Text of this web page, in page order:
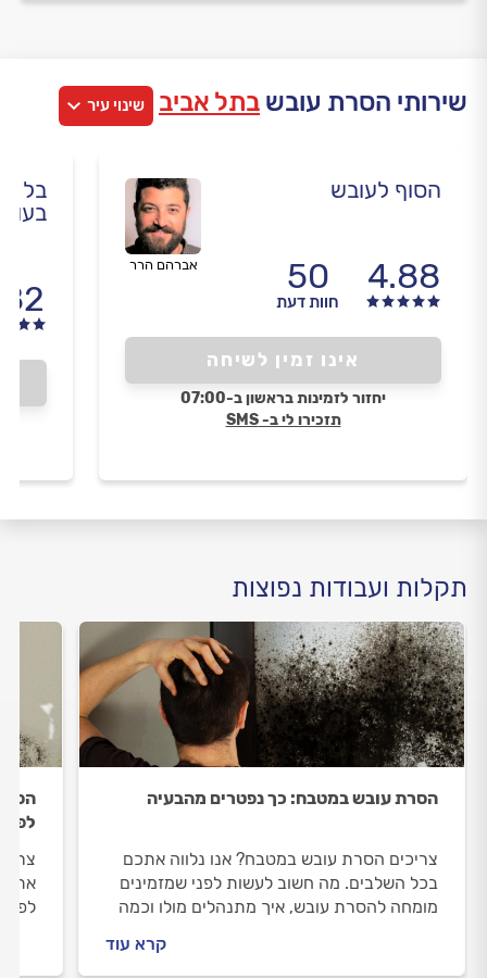
שירותי הסרת עובש בתל אביב שינוי עיר
הסוף לעובש
4.88
50
חוות דעת
אברהם הרר
אינו זמין לשיחה
יחזור לזמינות בראשון ב-07:00
תזכירו לי ב- SMS
בל
תקלות ועבודות נפוצות
הסרת עובש במטבח: כך נפטרים מהבעיה
צריכים הסרת עובש במטבח? אנו נלווה אתכם
בכל השלבים. מה חשוב לעשות לפני שמזמינים
מומחה להסרת עובש, איך מתנהלים מולו וכמה
קרא עוד